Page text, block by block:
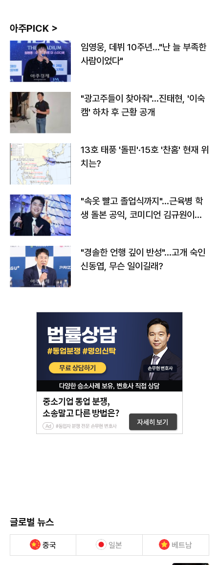
아주PICK >
임영웅, 데뷔 10주년…"난 늘 부족한
사람이었다"
"광고주들이 찾아줘"…진태현, '이숙
캠' 하차 후 근황 공개
13호 태풍 '돌핀'·15호 '찬홈' 현재 위
치는?
"속옷 빨고 졸업식까지"…근육병 학
생 돌본 공익, 코미디언 김규원이었
"경솔한 언행 깊이 반성"…고개 숙인
신동엽, 무슨 일이길래?
글로벌 뉴스
중국 일본 베트남